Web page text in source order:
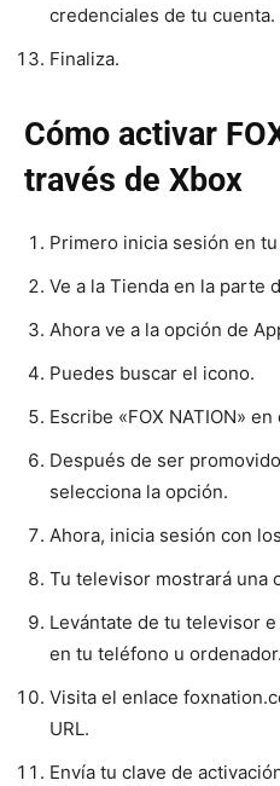
credenciales de tu cuenta.
Finaliza.
Cómo activar
través de Xbox
Primero inicia sesión en
Ve a la Tienda en la parte
Ahora ve a la opción de
Puedes buscar el icono.
Escribe «FOX NATION»
Después de ser
selecciona la opción.
Ahora, inicia sesión con
Tu televisor mostrará una
Levántate de tu televisor
en tu teléfono u ordenador.
Visita el enlace
URL.
Envía tu clave de